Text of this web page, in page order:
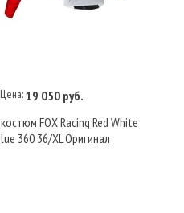
В корзину
Цена:19 050 руб.
FOX Racing Red White
360 36/XL Оригинал